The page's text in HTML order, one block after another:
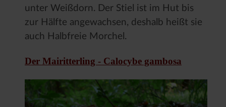
unter Weißdorn. Der Stiel ist im Hut bis
zur Hälfte angewachsen, deshalb heißt sie
auch Halbfreie Morchel.
Der Mairitterling - Calocybe gambosa